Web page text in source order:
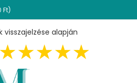
Ft)
visszajelzése alapján